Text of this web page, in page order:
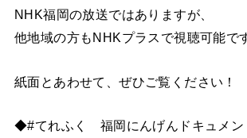
NHK福岡の放送ではありますが、
他地域の方もNHKプラスで視聴可能で
紙面とあわせて、ぜひご覧ください！
◆#てれふく 福岡にんげんドキュメン